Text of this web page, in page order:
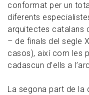
conformat per un
diferents
arquitectes catalans
– de finals del segle
casos), així com les
cadascun d’ells a
La segona part de